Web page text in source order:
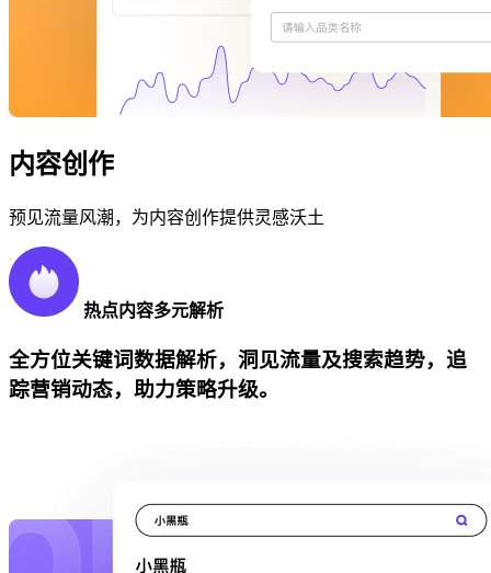
内容创作
预见流量风潮，为内容创作提供灵感沃土
热点内容多元解析
全方位关键词数据解析，洞见流量及搜索趋势，追
踪营销动态，助力策略升级。